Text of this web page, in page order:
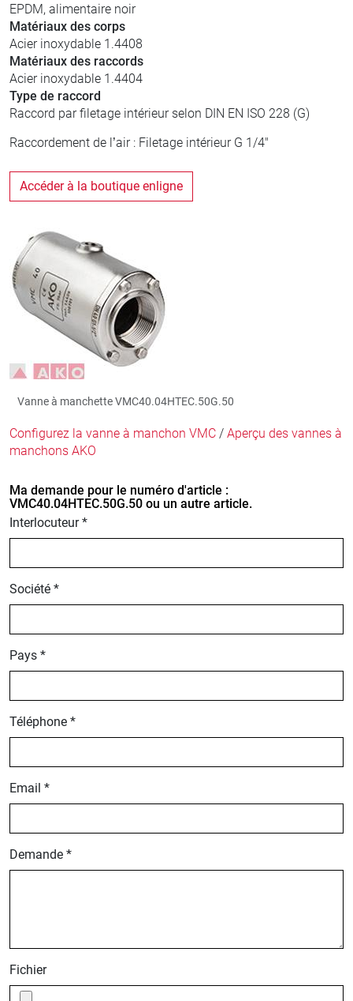
EPDM, alimentaire noir
Matériaux des corps
Acier inoxydable 1.4408
Matériaux des raccords
Acier inoxydable 1.4404
Type de raccord
Raccord par filetage intérieur selon DIN EN ISO 228 (G)
Raccordement de l’air : Filetage intérieur G 1/4"
Accéder à la boutique enligne
Vanne à manchette VMC40.04HTEC.50G.50
Configurez la vanne à manchon VMC / Aperçu des vannes à
manchons AKO
Ma demande pour le numéro d'article :
VMC40.04HTEC.50G.50 ou un autre article.
Interlocuteur *
Société *
Pays *
Téléphone *
Email *
Demande *
Fichier